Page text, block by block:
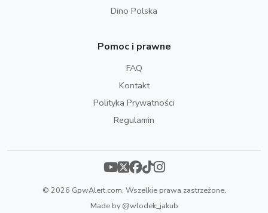
Dino Polska
Pomoc i prawne
FAQ
Kontakt
Polityka Prywatności
Regulamin
© 2026 GpwAlert.com. Wszelkie prawa zastrzeżone.
Made by@wlodek_jakub